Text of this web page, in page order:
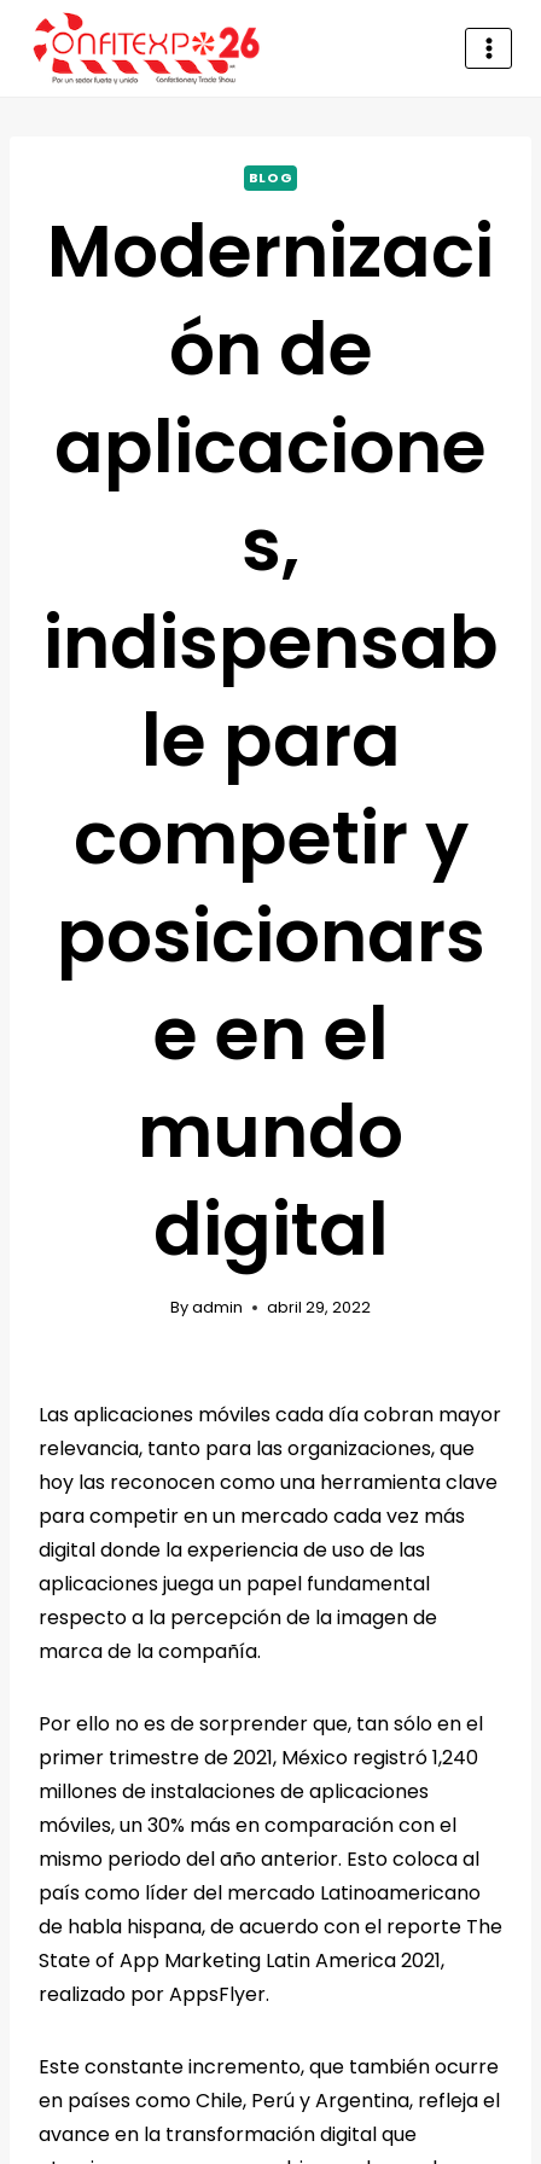
BLOG
Modernizaci
ón de
aplicacione
s,
indispensab
le para
competir y
posicionars
e en el
mundo
digital
Byadmin abril 29, 2022
Las aplicaciones móviles cada día cobran mayor
relevancia, tanto para las organizaciones, que
hoy las reconocen como una herramienta clave
para competir en un mercado cada vez más
digital donde la experiencia de uso de las
aplicaciones juega un papel fundamental
respecto a la percepción de la imagen de
marca de la compañía.
Por ello no es de sorprender que, tan sólo en el
primer trimestre de 2021, México registró 1,240
millones de instalaciones de aplicaciones
móviles, un 30% más en comparación con el
mismo periodo del año anterior. Esto coloca al
país como líder del mercado Latinoamericano
de habla hispana, de acuerdo con el reporte The
State of App Marketing Latin America 2021,
realizado por AppsFlyer.
Este constante incremento, que también ocurre
en países como Chile, Perú y Argentina, refleja el
avance en la transformación digital que